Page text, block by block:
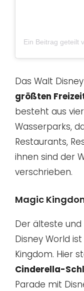
Ein Beitrag geteilt
Das Walt
größten
besteht aus
Wasserparks,
Restaurants,
ihnen sind der
verschrieben.
Magic
Der älteste
Disney World
Kingdom. Hier
Cinderella-
Parade mit